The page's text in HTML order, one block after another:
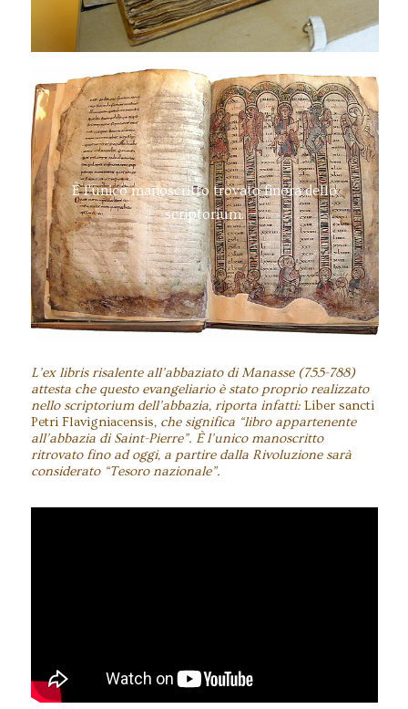
È l'unico manoscritto trovato finora dello
scriptorium.
L’ex libris risalente all’abbaziato di Manasse (755-788)
attesta che questo evangeliario è stato proprio realizzato
nello scriptorium dell’abbazia, riporta infatti:Liber sancti
Petri Flavigniacensis, che significa “libro appartenente
all’abbazia di Saint-Pierre”. È l’unico manoscritto
ritrovato fino ad oggi, a partire dalla Rivoluzione sarà
considerato “Tesoro nazionale”.